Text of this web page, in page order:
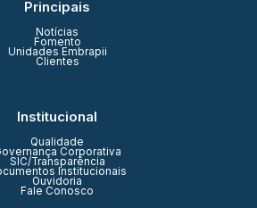
Principais
Notícias
Fomento
Unidades Embrapii
Clientes
Institucional
Qualidade
Corporativa
SIC/Transparência
Institucionais
Ouvidoria
Fale Conosco